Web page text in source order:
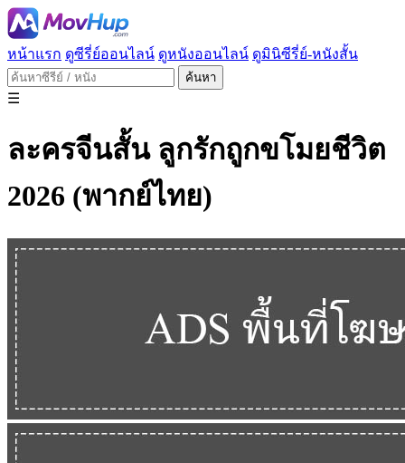
หน้าแรก ดูซีรี่ย์ออนไลน์ ดูหนังออนไลน์ ดูมินิซีรี่ย์-หนังสั้น
ค้นหา
☰
ละครจีนสั้น ลูกรักถูกขโมยชีวิต
2026 (พากย์ไทย)